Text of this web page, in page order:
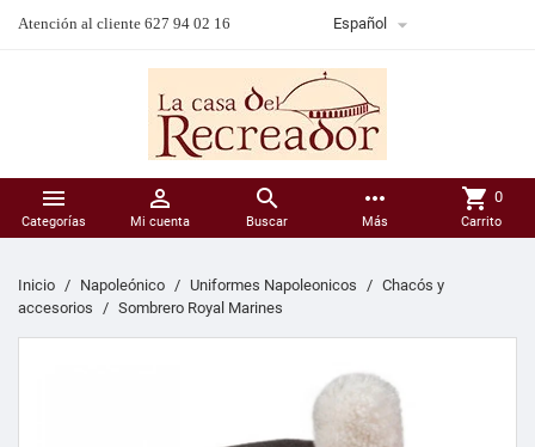
Atención al cliente 627 94 02 16 Español 

Categorías

Mi cuenta

Buscar
more_horiz
Más
shopping_cart 0
Carrito
Inicio Napoleónico Uniformes Napoleonicos
Chacós y
accesorios
Sombrero Royal Marines